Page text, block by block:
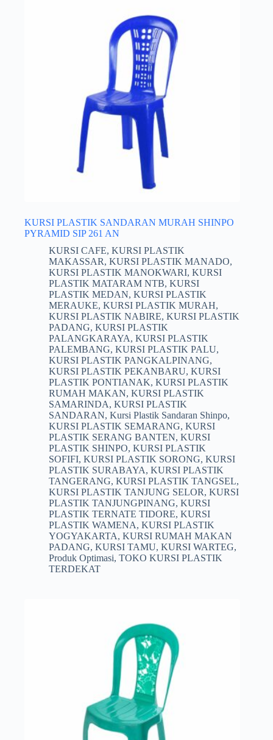
KURSI PLASTIK SANDARAN MURAH SHINPO
PYRAMID SIP 261 AN
KURSI CAFE, KURSI PLASTIK
MAKASSAR, KURSI PLASTIK MANADO,
KURSI PLASTIK MANOKWARI, KURSI
PLASTIK MATARAM NTB, KURSI
PLASTIK MEDAN, KURSI PLASTIK
MERAUKE, KURSI PLASTIK MURAH,
KURSI PLASTIK NABIRE, KURSI PLASTIK
PADANG, KURSI PLASTIK
PALANGKARAYA, KURSI PLASTIK
PALEMBANG, KURSI PLASTIK PALU,
KURSI PLASTIK PANGKALPINANG,
KURSI PLASTIK PEKANBARU, KURSI
PLASTIK PONTIANAK, KURSI PLASTIK
RUMAH MAKAN, KURSI PLASTIK
SAMARINDA, KURSI PLASTIK
SANDARAN, Kursi Plastik Sandaran Shinpo,
KURSI PLASTIK SEMARANG, KURSI
PLASTIK SERANG BANTEN, KURSI
PLASTIK SHINPO, KURSI PLASTIK
SOFIFI, KURSI PLASTIK SORONG, KURSI
PLASTIK SURABAYA, KURSI PLASTIK
TANGERANG, KURSI PLASTIK TANGSEL,
KURSI PLASTIK TANJUNG SELOR, KURSI
PLASTIK TANJUNGPINANG, KURSI
PLASTIK TERNATE TIDORE, KURSI
PLASTIK WAMENA, KURSI PLASTIK
YOGYAKARTA, KURSI RUMAH MAKAN
PADANG, KURSI TAMU, KURSI WARTEG,
Produk Optimasi, TOKO KURSI PLASTIK
TERDEKAT